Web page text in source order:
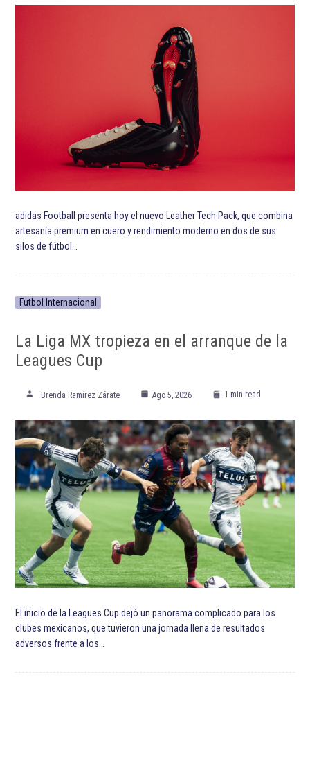
adidas Football presenta hoy el nuevo Leather Tech Pack, que combina
artesanía premium en cuero y rendimiento moderno en dos de sus
silos de fútbol…
Futbol Internacional
La Liga MX tropieza en el arranque de la
Leagues Cup
Brenda Ramírez Zárate Ago 5, 2026 1 min read
El inicio de la Leagues Cup dejó un panorama complicado para los
clubes mexicanos, que tuvieron una jornada llena de resultados
adversos frente a los…